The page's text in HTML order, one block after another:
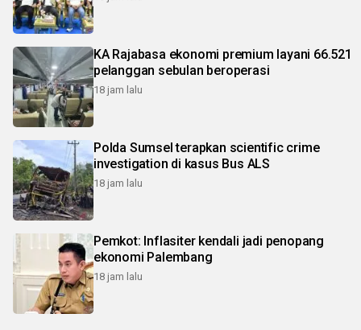
KA Rajabasa ekonomi premium layani 66.521
pelanggan sebulan beroperasi
18 jam lalu
Polda Sumsel terapkan scientific crime
investigation di kasus Bus ALS
18 jam lalu
Pemkot: Inflasiter kendali jadi penopang
ekonomi Palembang
18 jam lalu